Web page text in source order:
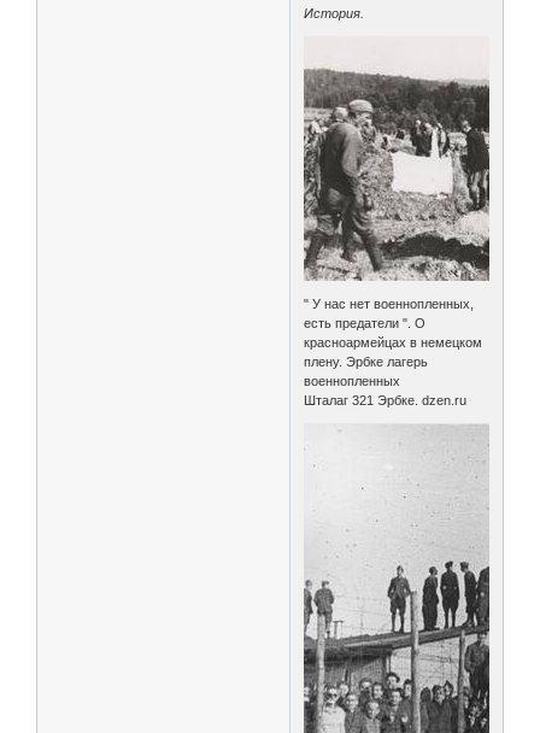
История.
" У нас нет военнопленных,
есть предатели ". О
красноармейцах в немецком
плену. Эрбке лагерь
военнопленных
Шталаг 321 Эрбке. dzen.ru